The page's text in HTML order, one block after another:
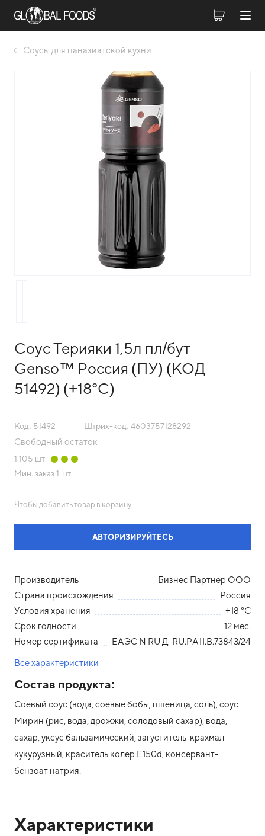
Соусы для паназиатской кухни
Соус Терияки 1,5л пл/бут
Genso™ Россия (ПУ) (КОД
51492) (+18°С)
Код: 51492 Штрих-код: 4603757128292
Свободный остаток
1 105 шт
Мин. заказ 1 шт
Чтобы добавить товар в корзину
АВТОРИЗИРУЙТЕСЬ
Производитель
Бизнес Партнер ООО
Страна происхождения
Россия
Условия хранения
+18 °С
Срок годности
12 мес.
Номер сертификата
ЕАЭС N RU Д-RU.РА11.В.73843/24
Все характеристики
Состав продукта:
Соевый соус (вода, соевые бобы, пшеница, соль), соус
Мирин (рис, вода, дрожжи, солодовый сахар), вода,
сахар, уксус бальзамический, загуститель-крахмал
кукурузный, краситель колер Е150d, консервант-
бензоат натрия.
Характеристики